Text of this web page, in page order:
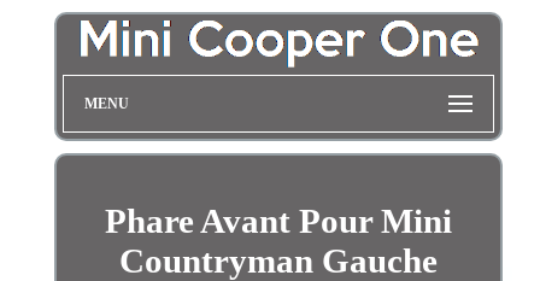
MENU
Phare Avant Pour Mini
Countryman Gauche